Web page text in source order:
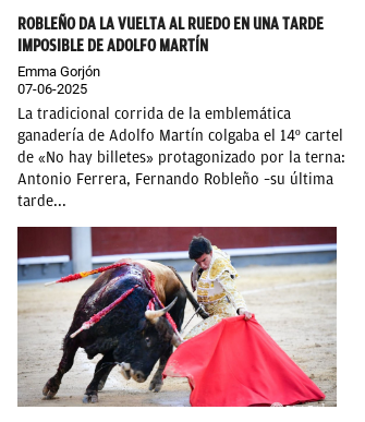
ROBLEÑO DA LA VUELTA AL RUEDO EN UNA TARDE
IMPOSIBLE DE ADOLFO MARTÍN
Emma Gorjón
07-06-2025
La tradicional corrida de la emblemática
ganadería de Adolfo Martín colgaba el 14º cartel
de «No hay billetes» protagonizado por la terna:
Antonio Ferrera, Fernando Robleño –su última
tarde...